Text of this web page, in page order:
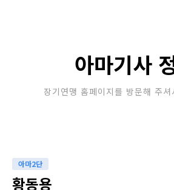
자료실
아마기사
장기연맹 홈페이지를 방문해 주
아마2단
황동용